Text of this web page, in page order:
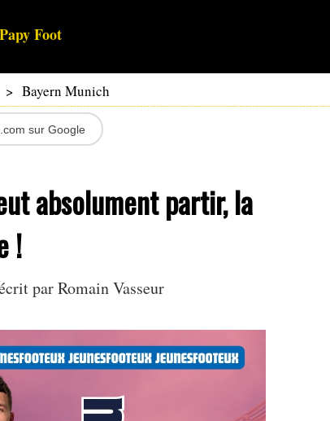
Papy Foot
> Bayern Munich
sur Google
absolument partir, la
!
parRomain Vasseur